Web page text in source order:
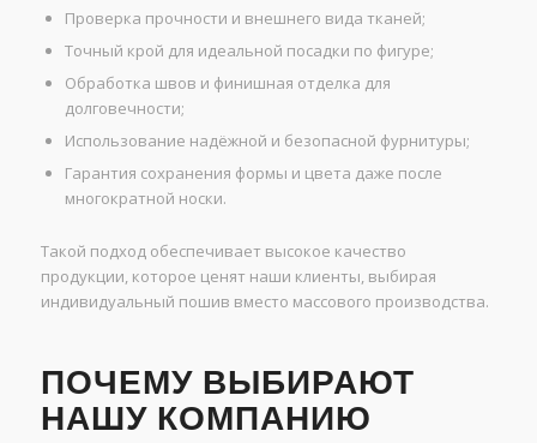
Проверка прочности и внешнего вида тканей;
Точный крой для идеальной посадки по фигуре;
Обработка швов и финишная отделка для
долговечности;
Использование надёжной и безопасной фурнитуры;
Гарантия сохранения формы и цвета даже после
многократной носки.
Такой подход обеспечивает высокое качество
продукции, которое ценят наши клиенты, выбирая
индивидуальный пошив вместо массового производства.
ПОЧЕМУ ВЫБИРАЮТ
НАШУ КОМПАНИЮ